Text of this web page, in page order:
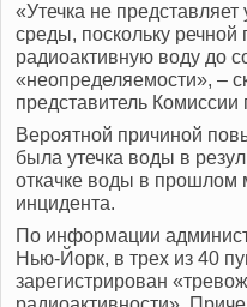
«Утечка не
среды, поскольку речной
радиоактивную воду до
«неопределяемости», –
представитель
Вероятной причиной
была утечка воды в
откачке воды в прошлом
инцидента.
По информации
Нью-Йорк, в трех из 40
зарегистрирован